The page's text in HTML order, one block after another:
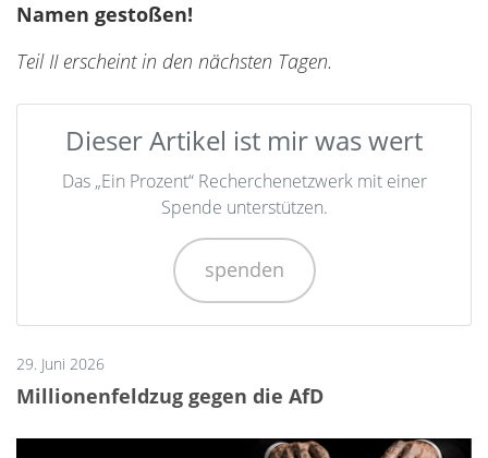
Namen gestoßen!
Teil II erscheint in den nächsten Tagen.
Dieser Artikel ist mir was wert
Das „Ein Prozent“ Recherchenetzwerk mit einer
Spende unterstützen.
spenden
29. Juni 2026
Millionenfeldzug gegen die AfD